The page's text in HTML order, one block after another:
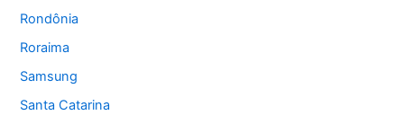
Rondônia
Roraima
Samsung
Santa Catarina